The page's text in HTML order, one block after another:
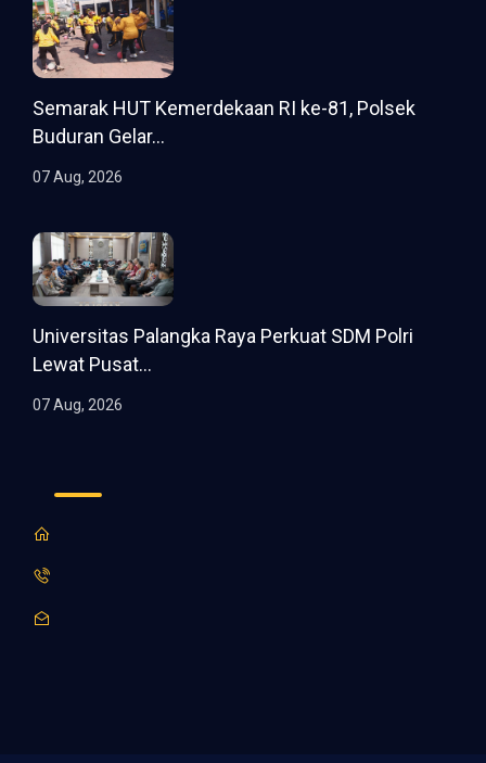
Semarak HUT Kemerdekaan RI ke-81, Polsek
Buduran Gelar...
07 Aug, 2026
Universitas Palangka Raya Perkuat SDM Polri
Lewat Pusat...
07 Aug, 2026